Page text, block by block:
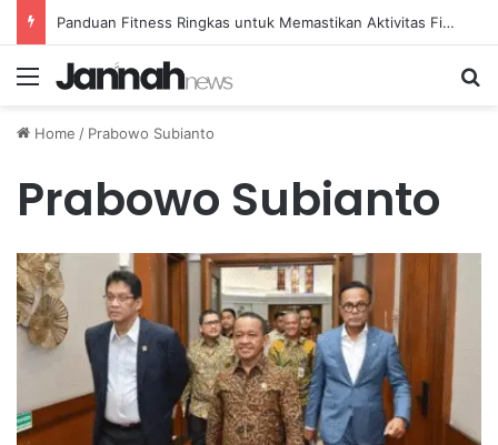
Panduan Fitness Ringkas untuk Memastikan Aktivitas Fisik Anda Tetap Konsisten
Menu
Home / Prabowo Subianto
Prabowo Subianto